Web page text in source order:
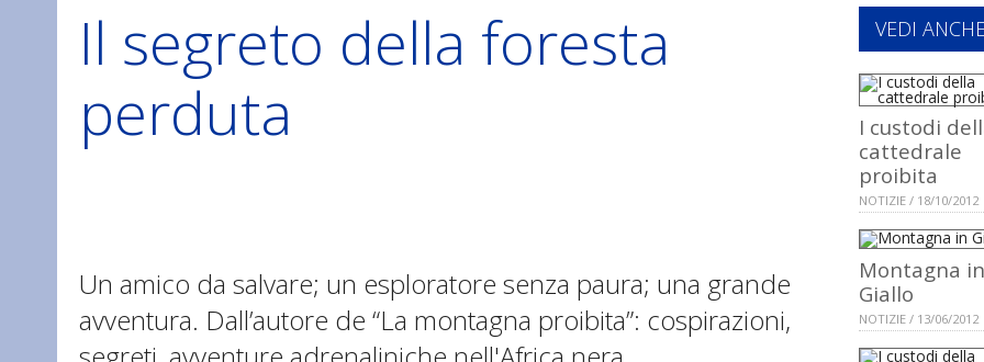
GLI ANNI DI PIETRA
Il segreto della foresta
perduta
Un amico da salvare; un esploratore senza paura; una grande
avventura. Dall’autore de “La montagna proibita”: cospirazioni,
VEDI ANCHE
I custodi
cattedrale
proibita
NOTIZIE / 18/10/2012
Montagna in
Giallo
NOTIZIE / 13/06/2012